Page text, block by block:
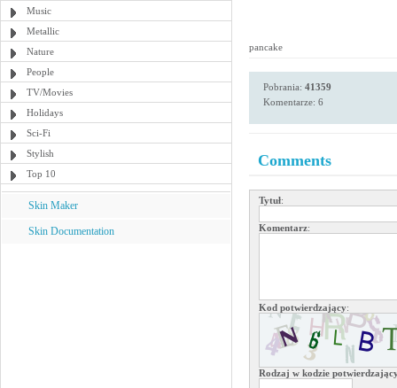
Music
Metallic
Nature
People
TV/Movies
Holidays
Sci-Fi
Stylish
Top 10
Skin Maker
Skin Documentation
pancake
Pobrania: 41359
Komentarze: 6
Comments
Tytuł:
Komentarz:
Kod potwierdzający:
Rodzaj w kodzie